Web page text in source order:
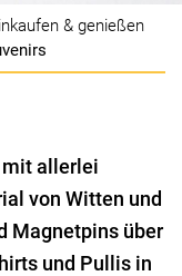
& genießen
mit allerlei
von Witten und
Magnetpins über
und Pullis in